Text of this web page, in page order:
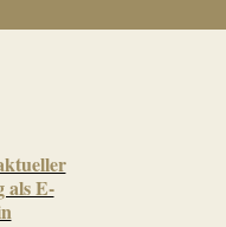
als E-